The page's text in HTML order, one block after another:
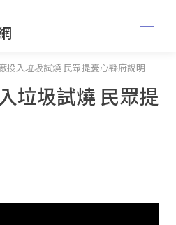
投入垃圾試燒 民眾提憂心縣府說明
垃圾試燒 民眾提